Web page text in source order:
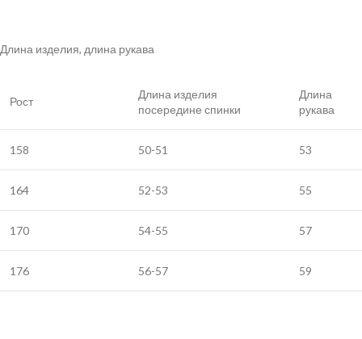
Длина изделия, длина рукава
Рост
Длина изделия
посередине спинки
Длина
рукава
158 50-51 53
164 52-53 55
170 54-55 57
176 56-57 59